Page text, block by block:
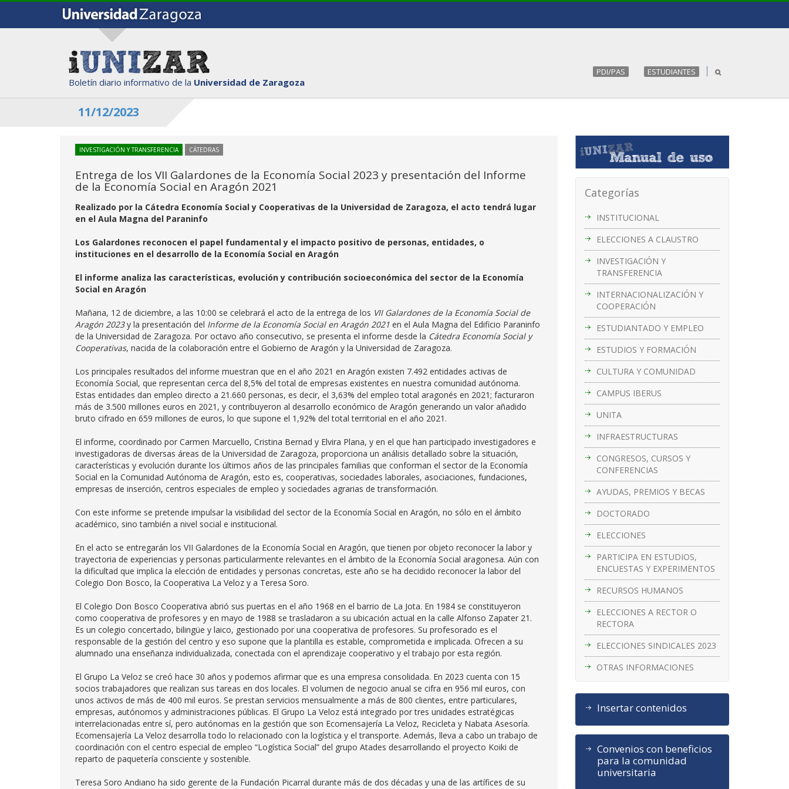
Boletín diario informativo de la Universidad de Zaragoza
PDI/PAS ESTUDIANTES
11/12/2023
Categorías
INSTITUCIONAL
ELECCIONES A CLAUSTRO
INVESTIGACIÓN Y
TRANSFERENCIA
INTERNACIONALIZACIÓN Y
COOPERACIÓN
ESTUDIANTADO Y EMPLEO
ESTUDIOS Y FORMACIÓN
CULTURA Y COMUNIDAD
CAMPUS IBERUS
UNITA
INFRAESTRUCTURAS
CONGRESOS, CURSOS Y
CONFERENCIAS
AYUDAS, PREMIOS Y BECAS
DOCTORADO
ELECCIONES
PARTICIPA EN ESTUDIOS,
ENCUESTAS Y EXPERIMENTOS
RECURSOS HUMANOS
ELECCIONES A RECTOR O
RECTORA
ELECCIONES SINDICALES 2023
OTRAS INFORMACIONES
Insertar contenidos
Convenios con beneficios
para la comunidad
universitaria
INVESTIGACIÓN Y TRANSFERENCIA CÁTEDRAS
Entrega de los VII Galardones de la Economía Social 2023 y presentación del Informe
de la Economía Social en Aragón 2021
Realizado por la Cátedra Economía Social y Cooperativas de la Universidad de Zaragoza, el acto tendrá lugar
en el Aula Magna del Paraninfo
Los Galardones reconocen el papel fundamental y el impacto positivo de personas, entidades, o
instituciones en el desarrollo de la Economía Social en Aragón
El informe analiza las características, evolución y contribución socioeconómica del sector de la Economía
Social en Aragón
Mañana, 12 de diciembre, a las 10:00 se celebrará el acto de la entrega de los VII Galardones de la Economía Social de
Aragón 2023y la presentación del Informe de la Economía Social en Aragón 2021 en el Aula Magna del Edificio Paraninfo
de la Universidad de Zaragoza. Por octavo año consecutivo, se presenta el informe desde la Cátedra Economía Social y
Cooperativas, nacida de la colaboración entre el Gobierno de Aragón y la Universidad de Zaragoza.
Los principales resultados del informe muestran que en el año 2021 en Aragón existen 7.492 entidades activas de
Economía Social, que representan cerca del 8,5% del total de empresas existentes en nuestra comunidad autónoma.
Estas entidades dan empleo directo a 21.660 personas, es decir, el 3,63% del empleo total aragonés en 2021; facturaron
más de 3.500 millones euros en 2021, y contribuyeron al desarrollo económico de Aragón generando un valor añadido
bruto cifrado en 659 millones de euros, lo que supone el 1,92% del total territorial en el año 2021.
El informe, coordinado por Carmen Marcuello, Cristina Bernad y Elvira Plana, y en el que han participado investigadores e
investigadoras de diversas áreas de la Universidad de Zaragoza, proporciona un análisis detallado sobre la situación,
características y evolución durante los últimos años de las principales familias que conforman el sector de la Economía
Social en la Comunidad Autónoma de Aragón, esto es, cooperativas, sociedades laborales, asociaciones, fundaciones,
empresas de inserción, centros especiales de empleo y sociedades agrarias de transformación.
Con este informe se pretende impulsar la visibilidad del sector de la Economía Social en Aragón, no sólo en el ámbito
académico, sino también a nivel social e institucional.
En el acto se entregarán los VII Galardones de la Economía Social en Aragón, que tienen por objeto reconocer la labor y
trayectoria de experiencias y personas particularmente relevantes en el ámbito de la Economía Social aragonesa. Aún con
la dificultad que implica la elección de entidades y personas concretas, este año se ha decidido reconocer la labor del
Colegio Don Bosco, la Cooperativa La Veloz y a Teresa Soro.
El Colegio Don Bosco Cooperativa abrió sus puertas en el año 1968 en el barrio de La Jota. En 1984 se constituyeron
como cooperativa de profesores y en mayo de 1988 se trasladaron a su ubicación actual en la calle Alfonso Zapater 21.
Es un colegio concertado, bilingüe y laico, gestionado por una cooperativa de profesores. Su profesorado es el
responsable de la gestión del centro y eso supone que la plantilla es estable, comprometida e implicada. Ofrecen a su
alumnado una enseñanza individualizada, conectada con el aprendizaje cooperativo y el trabajo por esta región.
El Grupo La Veloz se creó hace 30 años y podemos afirmar que es una empresa consolidada. En 2023 cuenta con 15
socios trabajadores que realizan sus tareas en dos locales. El volumen de negocio anual se cifra en 956 mil euros, con
unos activos de más de 400 mil euros. Se prestan servicios mensualmente a más de 800 clientes, entre particulares,
empresas, autónomos y administraciones públicas. El Grupo La Veloz está integrado por tres unidades estratégicas
interrelacionadas entre sí, pero autónomas en la gestión que son Ecomensajería La Veloz, Recicleta y Nabata Asesoría.
Ecomensajería La Veloz desarrolla todo lo relacionado con la logística y el transporte. Además, lleva a cabo un trabajo de
coordinación con el centro especial de empleo “Logística Social” del grupo Atades desarrollando el proyecto Koiki de
reparto de paquetería consciente y sostenible.
Teresa Soro Andiano ha sido gerente de la Fundación Picarral durante más de dos décadas y una de las artífices de su